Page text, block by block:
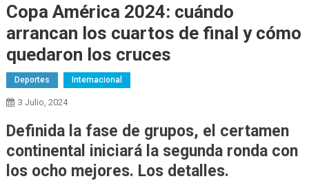
Copa América 2024: cuándo
arrancan los cuartos de final y cómo
quedaron los cruces
Deportes Internacional
3 Julio, 2024
Definida la fase de grupos, el certamen
continental iniciará la segunda ronda con
los ocho mejores. Los detalles.